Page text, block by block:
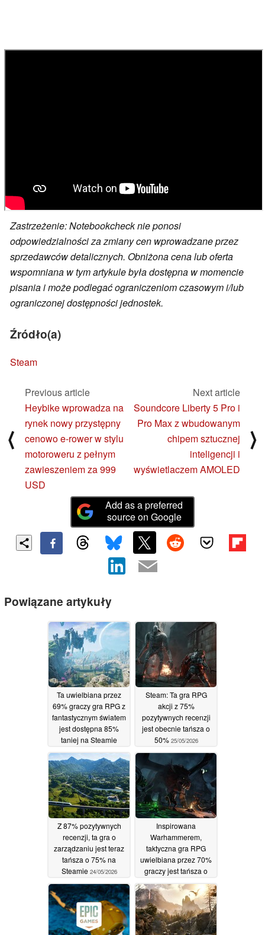
Zastrzeżenie: Notebookcheck nie ponosi
odpowiedzialności za zmiany cen wprowadzane przez
sprzedawców detalicznych. Obniżona cena lub oferta
wspomniana w tym artykule była dostępna w momencie
pisania i może podlegać ograniczeniom czasowym i/lub
ograniczonej dostępności jednostek.
Źródło(a)
Steam
⟨
Previous article
Heybike wprowadza na
rynek nowy przystępny
cenowo e-rower w stylu
motoroweru z pełnym
zawieszeniem za 999
USD
Next article
Soundcore Liberty 5 Pro i
Pro Max z wbudowanym
chipem sztucznej
inteligencji i
wyświetlaczem AMOLED
⟩
Add as a preferred
source on Google
Powiązane artykuły
Ta uwielbiana przez
69% graczy gra RPG z
fantastycznym światem
jest dostępna 85%
taniej na Steamie
26/05/2026
Steam: Ta gra RPG
akcji z 75%
pozytywnych recenzji
jest obecnie tańsza o
50% 25/05/2026
Z 87% pozytywnych
recenzji, ta gra o
zarządzaniu jest teraz
tańsza o 75% na
Steamie 24/05/2026
Inspirowana
Warhammerem,
taktyczna gra RPG
uwielbiana przez 70%
graczy jest tańsza o
90% na Steam
23/05/2026